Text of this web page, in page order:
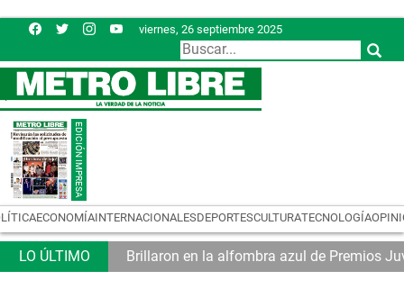
viernes, 26 septiembre 2025
ECONOMÍAINTERNACIONALESDEPORTESCULTURATECNOLOGÍA
Brillaron en la alfombra azul de Premios